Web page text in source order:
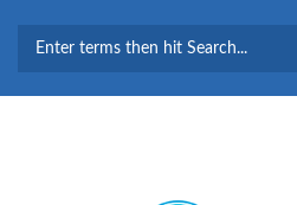
BÚSQUEDA